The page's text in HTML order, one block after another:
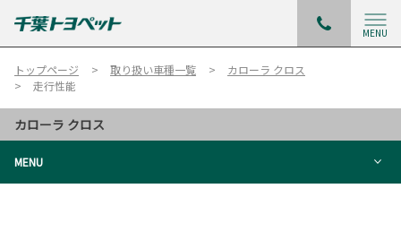
MENU
トップページ 取り扱い車種一覧
カローラ クロス
走行性能
カローラ クロス
MENU